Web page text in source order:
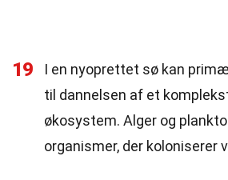
19
I en nyoprettet sø kan
til dannelsen af et
økosystem. Alger og
organismer, der koloniserer